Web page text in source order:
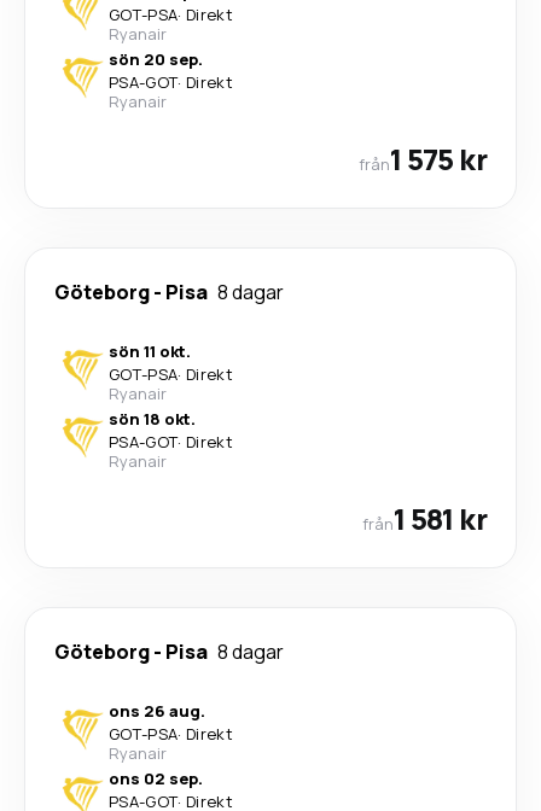
GOT-PSA· Direkt
Ryanair
sön 20 sep.
PSA-GOT· Direkt
Ryanair
från1 575 kr
Göteborg- Pisa 8 dagar
sön 11 okt.
GOT-PSA· Direkt
Ryanair
sön 18 okt.
PSA-GOT· Direkt
Ryanair
från1 581 kr
Göteborg- Pisa 8 dagar
ons 26 aug.
GOT-PSA· Direkt
Ryanair
ons 02 sep.
PSA-GOT· Direkt